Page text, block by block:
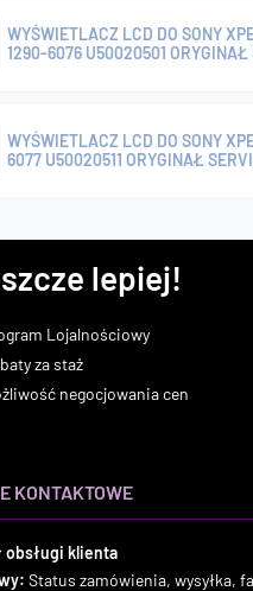
WYŚWIETLACZ LCD DO SONY
1290-6076 U50020501 ORYGINAŁ
WYŚWIETLACZ LCD DO SONY
6077 U50020511 ORYGINAŁ
lepiej!
Lojalnościowy
za staż
negocjowania cen
KONTAKTOWE
obsługi klienta
Status zamówienia, wysyłka,